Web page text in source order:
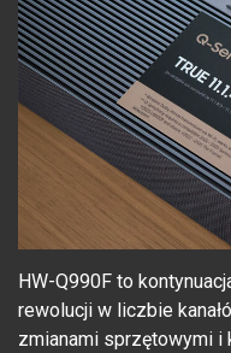
HW-Q990F to
rewolucji w liczbie
zmianami sprzętowymi